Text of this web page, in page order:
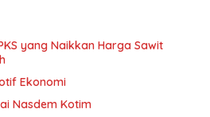
yang Naikkan Harga Sawit
Ekonomi
Nasdem Kotim